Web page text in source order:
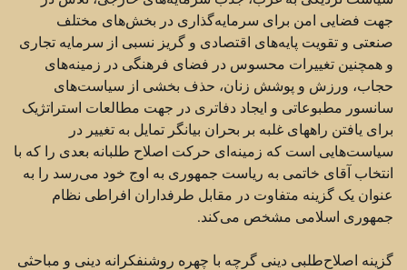
جهت فضایی امن برای سرمایه‌گذاری در بخش‌های مختلف
صنعتی و تقویت پایه‌های اقتصادی و گریز نسبی از سرمایه تجاری
و همچنین تغییرات محسوس در فضای فرهنگی در زمینه‌های
حجاب، ورزش و پوشش زنان،‌ حذف بخشی از سیاست‌های
سانسور مطبوعاتی و ایجاد دفاتری در جهت مطالعات استراتژیک
برای یافتن راههای غلبه بر بحران بیانگر تمایل به تغییر در
سیاست‌هایی است که زمینه‌ای حرکت اصلاح طلبانه بعدی را که با
انتخاب آقای خاتمی به ریاست جمهوری به اوج خود می‌رسد را به
عنوان یک گزینه متفاوت در مقابل طرفداران افراطی نظام
جمهوری اسلامی مشخص می‌کند.
گزینه اصلاح‌طلبی دینی گرچه با چهره روشنفکرانه دینی و مباحثی